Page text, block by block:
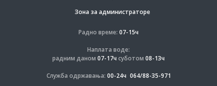
Зона за администраторе
Радно време: 07-15ч
Наплата воде:
радним даном 07-17ч суботом 08-13ч
Служба одржавања: 00-24ч 064/88-35-971